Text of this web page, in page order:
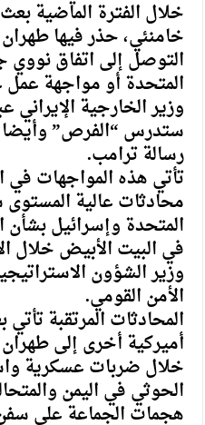
خلال الفترة الماضية
خامنئي، حذر فيها طهران
التوصل إلى اتفاق نووي
المتحدة أو مواجهة
وزير الخارجية
ستدرس “الفرص” وأيضا
رسالة ترامب.
تأتي هذه المواجهات في
محادثات عالية
المتحدة وإسرائيل بشأن
في البيت الأبيض خلال
وزير الشؤون
الأمن القومي.
المحادثات المرتقبة
أميركية أخرى إلى
خلال ضربات عسكرية
الحوثي في اليمن
هجمات الجماعة على